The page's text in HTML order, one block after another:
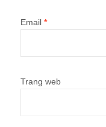
Email *
Trang web